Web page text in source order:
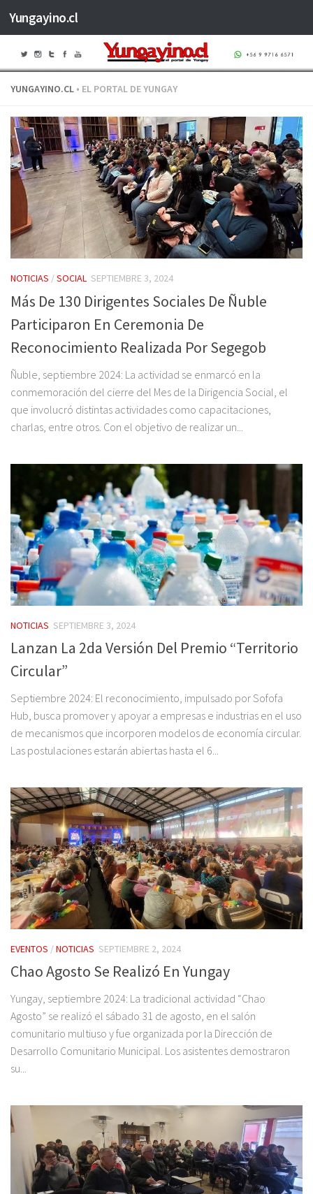
Saltar al contenido
Yungayino.cl
YUNGAYINO.CL • EL PORTAL DE YUNGAY
NOTICIAS /SOCIAL SEPTIEMBRE 3, 2024
Más De 130 Dirigentes Sociales De Ñuble
Participaron En Ceremonia De
Reconocimiento Realizada Por Segegob
Ñuble, septiembre 2024: La actividad se enmarcó en la
conmemoración del cierre del Mes de la Dirigencia Social, el
que involucró distintas actividades como capacitaciones,
charlas, entre otros. Con el objetivo de realizar un...
NOTICIAS SEPTIEMBRE 3, 2024
Lanzan La 2da Versión Del Premio “Territorio
Circular”
Septiembre 2024: El reconocimiento, impulsado por Sofofa
Hub, busca promover y apoyar a empresas e industrias en el uso
de mecanismos que incorporen modelos de economía circular.
Las postulaciones estarán abiertas hasta el 6...
EVENTOS /NOTICIAS SEPTIEMBRE 2, 2024
Chao Agosto Se Realizó En Yungay
Yungay, septiembre 2024: La tradicional actividad “Chao
Agosto” se realizó el sábado 31 de agosto, en el salón
comunitario multiuso y fue organizada por la Dirección de
Desarrollo Comunitario Municipal. Los asistentes demostraron
su...